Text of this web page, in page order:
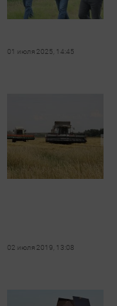
01 июля 2025, 14:45
02 июля 2019, 13:08